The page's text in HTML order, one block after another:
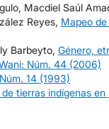
Macdiel Saúl
Reyes, Mapeo
Barbeyto, Género,
Núm. 44 (2006)
14 (1993)
tierras indígenas